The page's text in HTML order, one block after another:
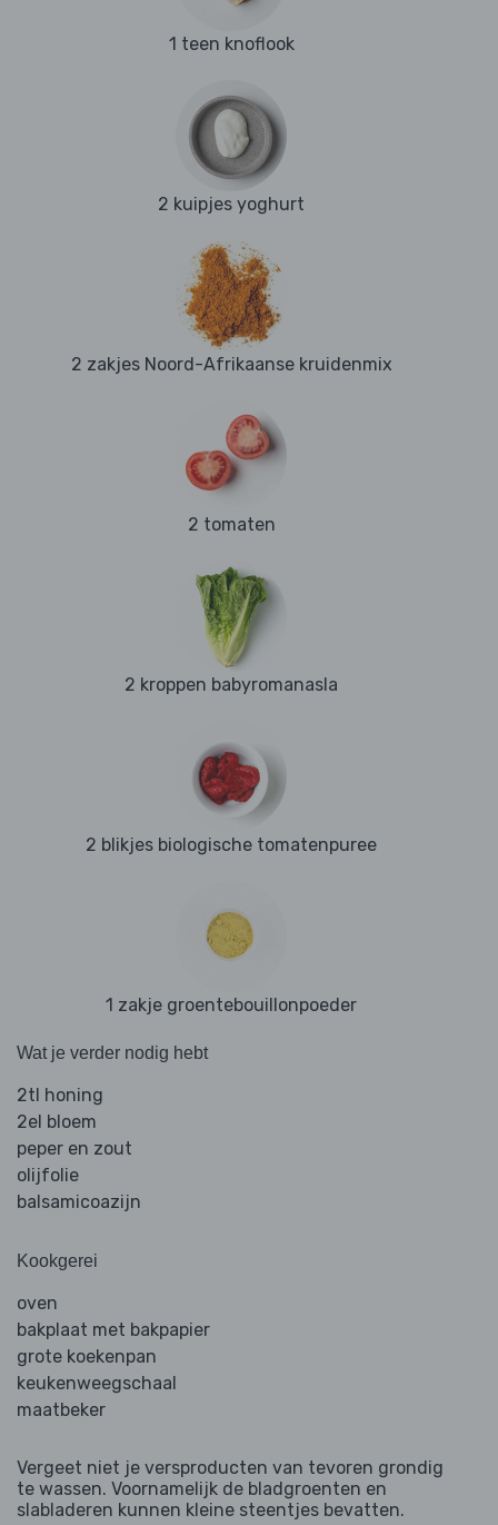
1 teen knoflook
2 kuipjes yoghurt
2 zakjes Noord-Afrikaanse kruidenmix
2 tomaten
2 kroppen babyromanasla
2 blikjes biologische tomatenpuree
1 zakje groentebouillonpoeder
Wat je verder nodig hebt
2tl honing
2el bloem
peper en zout
olijfolie
balsamicoazijn
Kookgerei
oven
bakplaat met bakpapier
grote koekenpan
keukenweegschaal
maatbeker
Vergeet niet je versproducten van tevoren grondig
te wassen. Voornamelijk de bladgroenten en
slabladeren kunnen kleine steentjes bevatten.